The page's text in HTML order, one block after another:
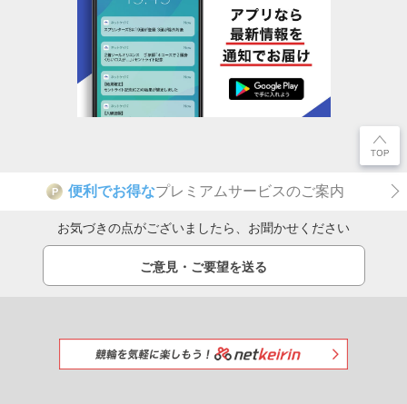
P 便利でお得なプレミアムサービスのご案内
お気づきの点がございましたら、お聞かせください
ご意見・ご要望を送る